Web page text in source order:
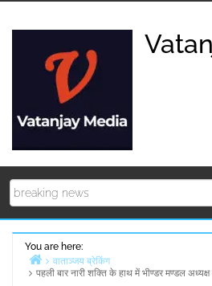
You are here:
Home
वाताञ्जय ब्रेकिंग
पहली बार नारी शक्ति के हाथ में भीण्डर मण्डल अध्यक्ष